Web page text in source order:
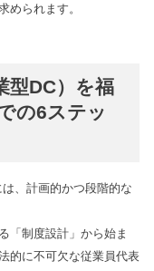
められます。
型DC）を福
の6ステッ
、計画的かつ段階的な
「制度設計」から始ま
的に不可欠な従業員代表